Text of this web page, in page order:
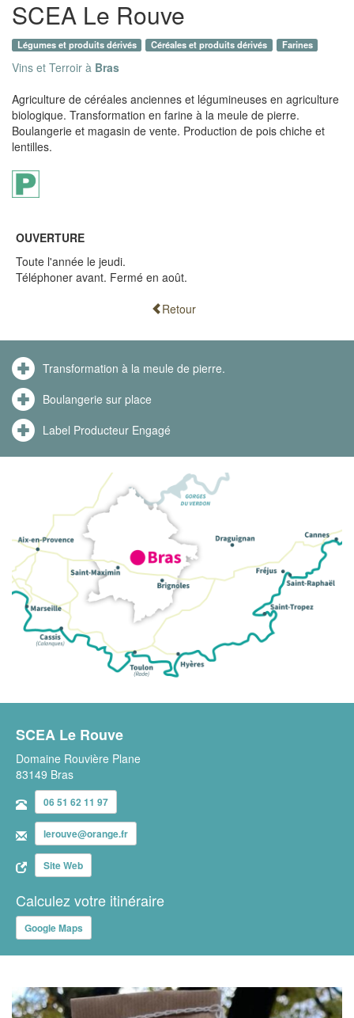
SCEA Le Rouve
Légumes et produits dérivés Céréales et produits dérivés Farines
Vins et Terroir à Bras
Agriculture de céréales anciennes et légumineuses en agriculture
biologique. Transformation en farine à la meule de pierre.
Boulangerie et magasin de vente. Production de pois chiche et
lentilles.
OUVERTURE
Toute l'année le jeudi.
Téléphoner avant. Fermé en août.
Retour
Transformation à la meule de pierre.
Boulangerie sur place
Label Producteur Engagé
SCEA Le Rouve
Domaine Rouvière Plane
83149 Bras
06 51 62 11 97
lerouve@orange.fr
Site Web
Calculez votre itinéraire
Google Maps